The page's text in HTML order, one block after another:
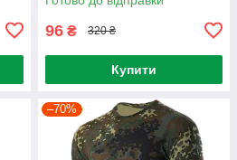
96 ₴ 320 ₴
Купити
–70%